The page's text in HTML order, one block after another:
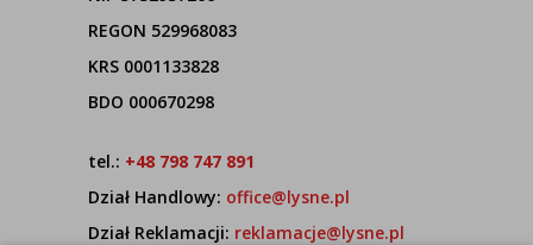
REGON 529968083
KRS 0001133828
BDO 000670298
tel.: +48 798 747 891
Dział Handlowy: office@lysne.pl
Dział Reklamacji: reklamacje@lysne.pl